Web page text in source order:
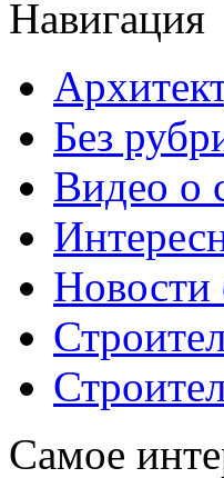
Навигация
Без
Видео о
Новости
Самое